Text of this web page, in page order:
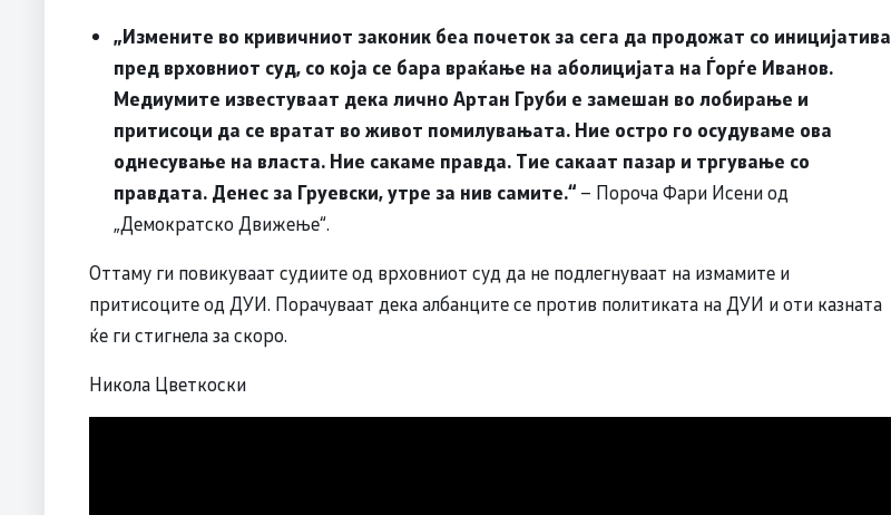
„Измените во кривичниот законик беа почеток за сега да продожат со иницијатива
пред врховниот суд, со која се бара враќање на аболицијата на Ѓорѓе Иванов.
Медиумите известуваат дека лично Артан Груби е замешан во лобирање и
притисоци да се вратат во живот помилувањата. Ние остро го осудуваме ова
однесување на власта. Ние сакаме правда. Тие сакаат пазар и тргување со
правдата. Денес за Груевски, утре за нив самите.“ – Пороча Фари Исени од
„Демократско Движење“.
Оттаму ги повикуваат судиите од врховниот суд да не подлегнуваат на измамите и
притисоците од ДУИ. Порачуваат дека албанците се против политиката на ДУИ и оти казната
ќе ги стигнела за скоро.
Никола Цветкоски